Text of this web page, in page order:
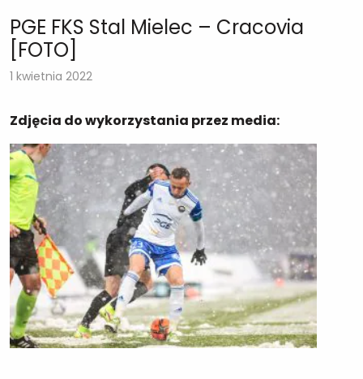
PGE FKS Stal Mielec – Cracovia
[FOTO]
1 kwietnia 2022
Zdjęcia do wykorzystania przez media: